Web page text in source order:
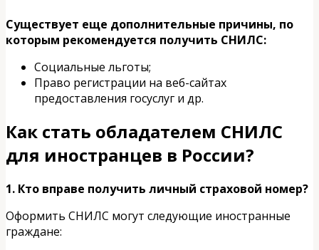
Существует еще дополнительные причины, по
которым рекомендуется получить СНИЛС:
Cоциальные льготы;
Право регистрации на веб-сайтах
предоставления госуслуг и др.
Как стать обладателем СНИЛС
для иностранцев в России?
1. Кто вправе получить личный страховой номер?
Оформить СНИЛС могут следующие иностранные
граждане: